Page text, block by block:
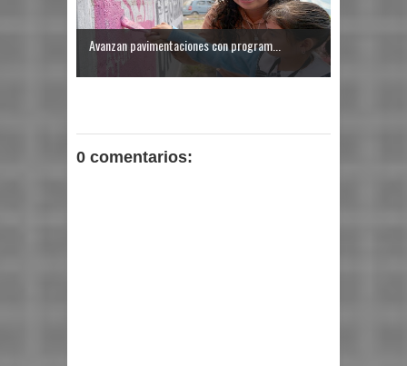
Avanzan pavimentaciones con program...
0 comentarios: